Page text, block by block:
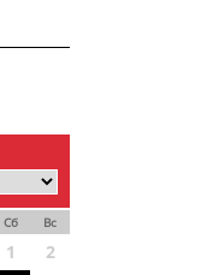
Сб Вс
1
2